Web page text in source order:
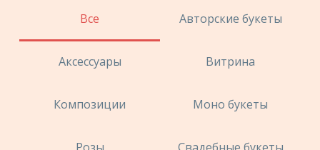
Все Авторские букеты
Аксессуары Витрина
Композиции Моно букеты